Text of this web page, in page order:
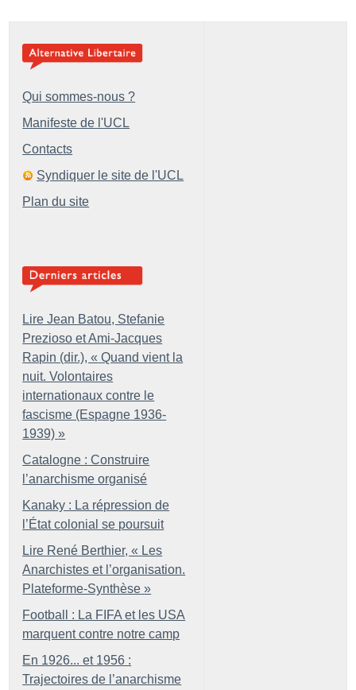
Qui sommes-nous ?
Manifeste de l'UCL
Contacts
Syndiquer le site de l'UCL
Plan du site
Lire Jean Batou, Stefanie
Prezioso et Ami-Jacques
Rapin (dir.), « Quand vient la
nuit. Volontaires
internationaux contre le
fascisme (Espagne 1936-
1939) »
Catalogne : Construire
l’anarchisme organisé
Kanaky : La répression de
l’État colonial se poursuit
Lire René Berthier, « Les
Anarchistes et l’organisation.
Plateforme-Synthèse »
Football : La FIFA et les USA
marquent contre notre camp
En 1926... et 1956 :
Trajectoires de l’anarchisme